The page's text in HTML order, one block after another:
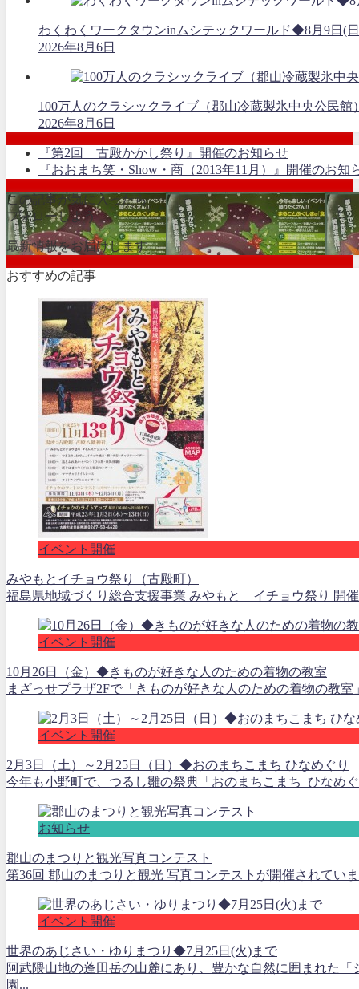
わくわくワークタウンinムシテックワールド◆8月9日(
2026年8月6日
100万人のクラシックライブ（郡山冷蔵製氷中央公民
2026年8月6日
『第2回 古殿かかし祭り』開催のお知らせ
『おおまち笑・Show・商（2013年11月）』開催のお知
この記事が気に入ったら
フォローしよう
最新情報をお届けします
おすすめの記事
イベント開催
みやもとイチョウ祭り（古殿町）
福島県地域づくり総合支援事業 みやもと イチョウ祭り 開
イベント開催
10月26日（金）◆きものが好きな人のための着物の教室
まざっせプラザ2Fで「きものが好きな人のための着物の教
イベント開催
2月3日（土）～2月25日（日）◆おのまちこまち ひなめぐり
今年も小野町で、つるし雛の祭典「おのまちこまち ひなめ
お知らせ
郡山のまつりと観光写真コンテスト
第36回 郡山のまつりと観光 写真コンテストが開催されてい
イベント開催
世界のあじさい・ゆりまつり◆7月25日(火)まで
阿武隈山地の蓬田岳の山麓にあり、豊かな自然に囲まれた
園...